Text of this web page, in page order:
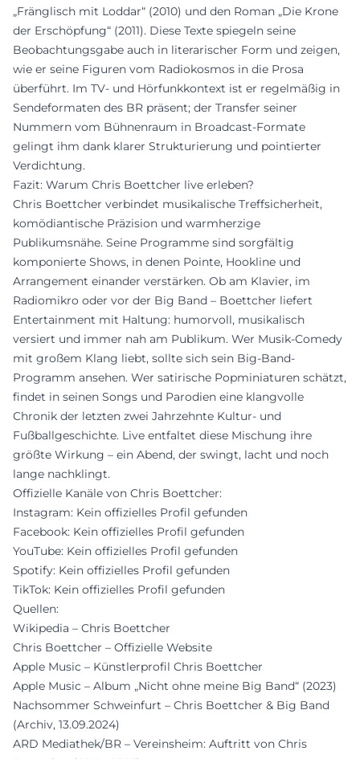
„Fränglisch mit Loddar“ (2010) und den Roman „Die Krone
der Erschöpfung“ (2011). Diese Texte spiegeln seine
Beobachtungsgabe auch in literarischer Form und zeigen,
wie er seine Figuren vom Radiokosmos in die Prosa
überführt. Im TV- und Hörfunkkontext ist er regelmäßig in
Sendeformaten des BR präsent; der Transfer seiner
Nummern vom Bühnenraum in Broadcast-Formate
gelingt ihm dank klarer Strukturierung und pointierter
Verdichtung.
Fazit: Warum Chris Boettcher live erleben?
Chris Boettcher verbindet musikalische Treffsicherheit,
komödiantische Präzision und warmherzige
Publikumsnähe. Seine Programme sind sorgfältig
komponierte Shows, in denen Pointe, Hookline und
Arrangement einander verstärken. Ob am Klavier, im
Radiomikro oder vor der Big Band – Boettcher liefert
Entertainment mit Haltung: humorvoll, musikalisch
versiert und immer nah am Publikum. Wer Musik-Comedy
mit großem Klang liebt, sollte sich sein Big-Band-
Programm ansehen. Wer satirische Popminiaturen schätzt,
findet in seinen Songs und Parodien eine klangvolle
Chronik der letzten zwei Jahrzehnte Kultur- und
Fußballgeschichte. Live entfaltet diese Mischung ihre
größte Wirkung – ein Abend, der swingt, lacht und noch
lange nachklingt.
Offizielle Kanäle von Chris Boettcher:
Instagram: Kein offizielles Profil gefunden
Facebook: Kein offizielles Profil gefunden
YouTube: Kein offizielles Profil gefunden
Spotify: Kein offizielles Profil gefunden
TikTok: Kein offizielles Profil gefunden
Quellen:
Wikipedia – Chris Boettcher
Chris Boettcher – Offizielle Website
Apple Music – Künstlerprofil Chris Boettcher
Apple Music – Album „Nicht ohne meine Big Band“ (2023)
Nachsommer Schweinfurt – Chris Boettcher & Big Band
(Archiv, 13.09.2024)
ARD Mediathek/BR – Vereinsheim: Auftritt von Chris